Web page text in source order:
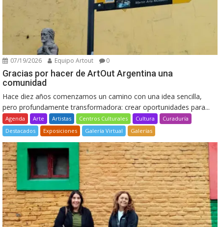
07/19/2026 Equipo Artout 0
Gracias por hacer de ArtOut Argentina una
comunidad
Hace diez años comenzamos un camino con una idea sencilla,
pero profundamente transformadora: crear oportunidades para...
Agenda Arte Artistas Centros Culturales Cultura
Curaduría
Destacados
Exposiciones Galería Virtual Galerías